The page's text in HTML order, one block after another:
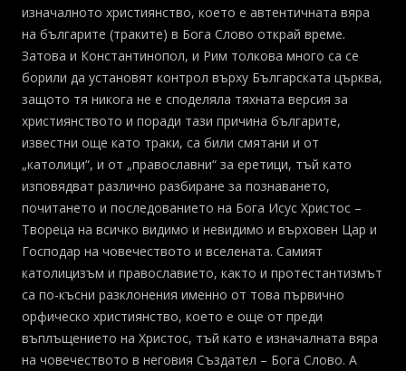
изначалното християнство, което е автентичната вяра
на българите (траките) в Бога Слово открай време.
Затова и Константинопол, и Рим толкова много са се
борили да установят контрол върху Българската църква,
защото тя никога не е споделяла тяхната версия за
християнството и поради тази причина българите,
известни още като траки, са били смятани и от
„католици“, и от „православни“ за еретици, тъй като
изповядват различно разбиране за познаването,
почитането и последованието на Бога Исус Христос –
Твореца на всичко видимо и невидимо и върховен Цар и
Господар на човечеството и вселената. Самият
католицизъм и православието, както и протестантизмът
са по-късни разклонения именно от това първично
орфическо християнство, което е още от преди
въплъщението на Христос, тъй като е изначалната вяра
на човечеството в неговия Създател – Бога Слово. А